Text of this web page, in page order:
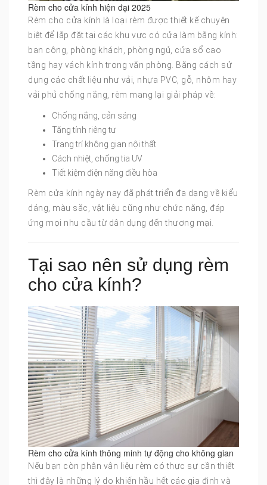
Rèm cho cửa kính hiện đại 2025
Rèm cho cửa kính là loại rèm được thiết kế chuyên
biệt để lắp đặt tại các khu vực có cửa làm bằng kính:
ban công, phòng khách, phòng ngủ, cửa sổ cao
tầng hay vách kính trong văn phòng. Bằng cách sử
dụng các chất liệu như vải, nhựa PVC, gỗ, nhôm hay
vải phủ chống nắng, rèm mang lại giải pháp về:
Chống nắng, cản sáng
Tăng tính riêng tư
Trang trí không gian nội thất
Cách nhiệt, chống tia UV
Tiết kiệm điện năng điều hòa
Rèm cửa kính ngày nay đã phát triển đa dạng về kiểu
dáng, màu sắc, vật liệu cũng như chức năng, đáp
ứng mọi nhu cầu từ dân dụng đến thương mại.
Tại sao nên sử dụng rèm
cho cửa kính?
Rèm cho cửa kính thông minh tự động cho không gian
Nếu bạn còn phân vân liệu rèm có thực sự cần thiết
thì đây là những lý do khiến hầu hết các gia đình và